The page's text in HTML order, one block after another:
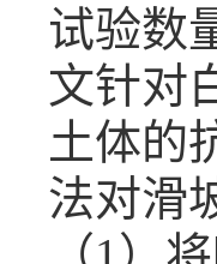
试验数
文针对
土体的
法对滑